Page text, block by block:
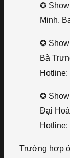
✪
Minh,
✪
Bà
✪
Đại
Trường hợp